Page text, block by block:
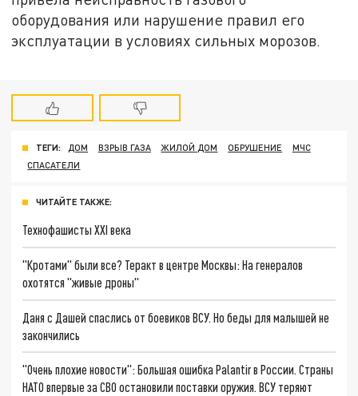
оборудования или нарушение правил его
эксплуатации в условиях сильных морозов.
ТЕГИ: ДОМ ВЗРЫВ ГАЗА ЖИЛОЙ ДОМ ОБРУШЕНИЕ
МЧС
СПАСАТЕЛИ
ЧИТАЙТЕ ТАКЖЕ:
Технофашисты XXI века
"Кротами" были все? Теракт в центре Москвы: На генералов
охотятся "живые дроны"
Даня с Дашей спаслись от боевиков ВСУ. Но беды для малышей не
закончились
"Очень плохие новости": Большая ошибка Palantir в России. Страны
НАТО впервые за СВО остановили поставки оружия. ВСУ теряют